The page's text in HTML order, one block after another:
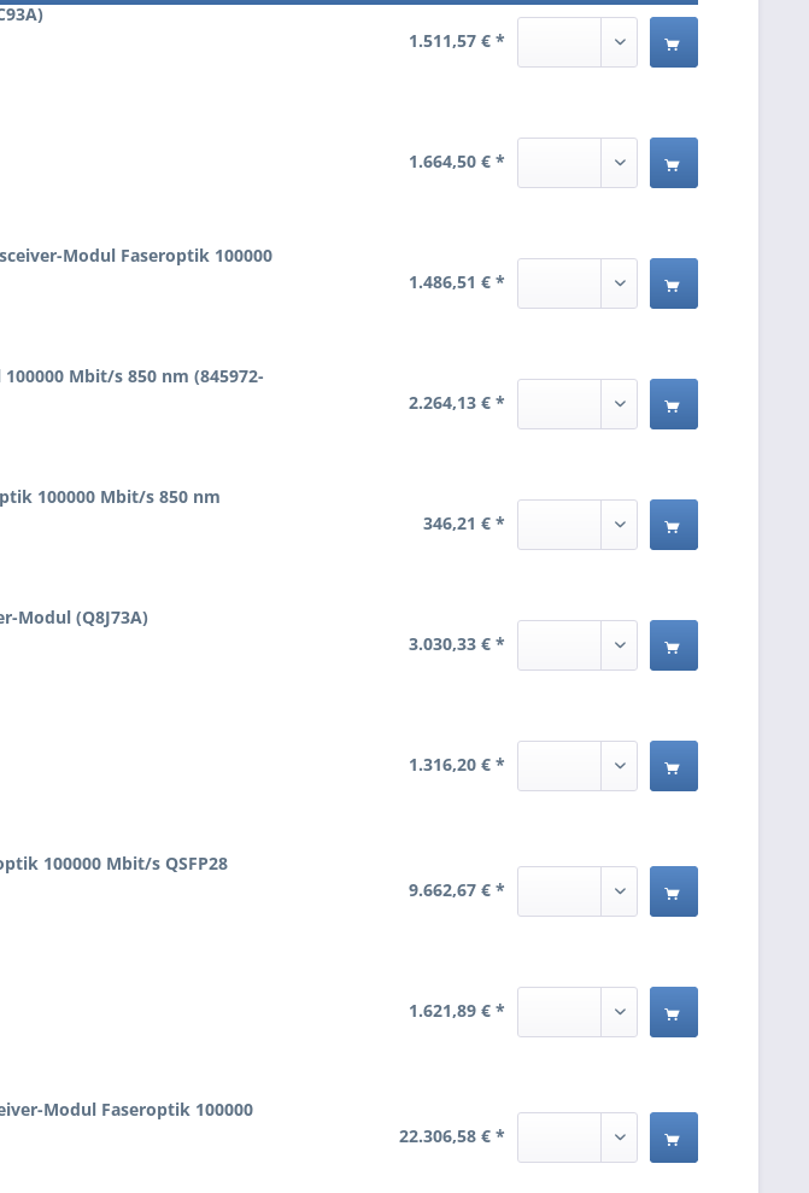
1.511,57 € *
1.664,50 € *
Modul Faseroptik 100000
1.486,51 € *
Mbit/s 850 nm (845972-
2.264,13 € *
100000 Mbit/s 850 nm
346,21 € *
Modul (Q8J73A)
3.030,33 € *
1.316,20 € *
100000 Mbit/s QSFP28
9.662,67 € *
1.621,89 € *
Modul Faseroptik 100000
22.306,58 € *